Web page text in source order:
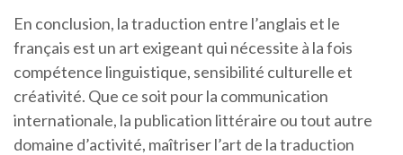
En conclusion, la traduction entre l’anglais et le
français est un art exigeant qui nécessite à la fois
compétence linguistique, sensibilité culturelle et
créativité. Que ce soit pour la communication
internationale, la publication littéraire ou tout autre
domaine d’activité, maîtriser l’art de la traduction